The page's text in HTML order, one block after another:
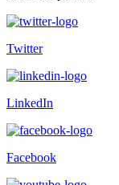
Twitter
LinkedIn
Facebook